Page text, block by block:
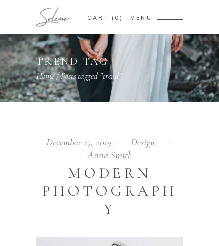
CART 0 MENU
TREND TAG
Home/Posts tagged "trend"
December 27, 2019
Design
Anna Smith
MODERN
PHOTOGRAPH
Y